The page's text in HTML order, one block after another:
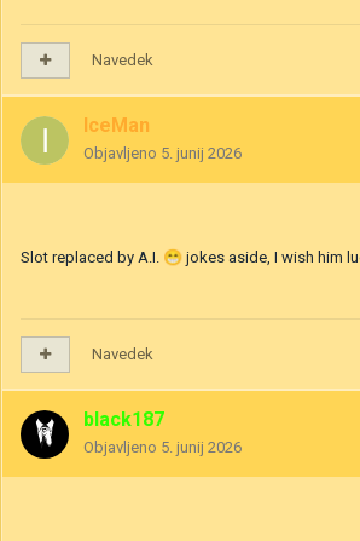
Navedek
IceMan
Objavljeno 5. junij 2026
Slot replaced by A.I. 😁 jokes aside, I wish him
Navedek
black187
Objavljeno 5. junij 2026